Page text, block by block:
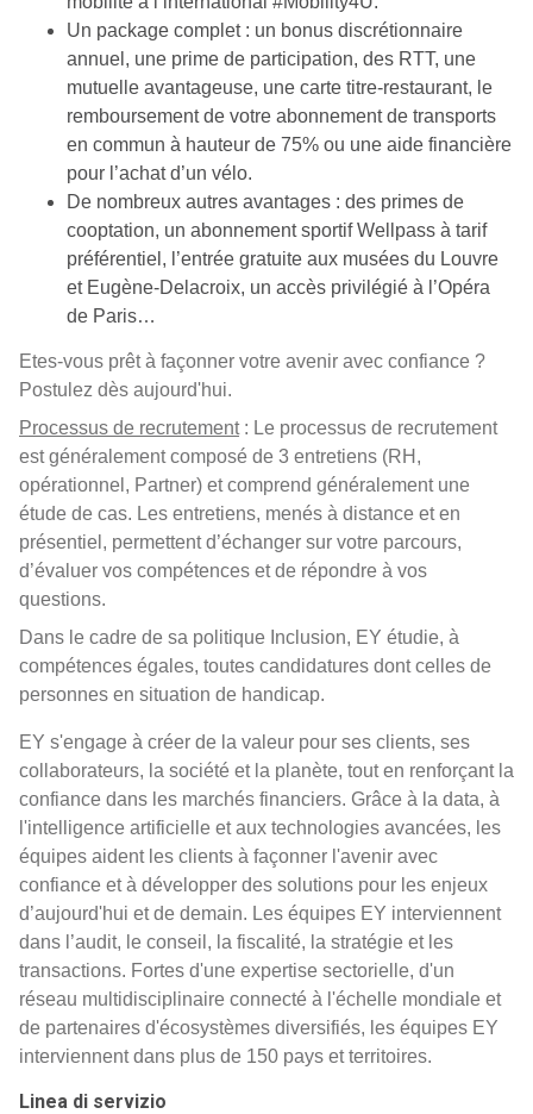
Un package complet : un bonus discrétionnaire
annuel, une prime de participation, des RTT, une
mutuelle avantageuse, une carte titre-restaurant, le
remboursement de votre abonnement de transports
en commun à hauteur de 75% ou une aide financière
pour l’achat d’un vélo.
De nombreux autres avantages : des primes de
cooptation, un abonnement sportif Wellpass à tarif
préférentiel, l’entrée gratuite aux musées du Louvre
et Eugène-Delacroix, un accès privilégié à l’Opéra
de Paris…
Etes-vous prêt à façonner votre avenir avec confiance ?
Postulez dès aujourd'hui.
Processus de recrutement: Le processus de recrutement
est généralement composé de 3 entretiens (RH,
opérationnel, Partner) et comprend généralement une
étude de cas. Les entretiens, menés à distance et en
présentiel, permettent d’échanger sur votre parcours,
d’évaluer vos compétences et de répondre à vos
questions.
Dans le cadre de sa politique Inclusion, EY étudie, à
compétences égales, toutes candidatures dont celles de
personnes en situation de handicap.
EY s'engage à créer de la valeur pour ses clients, ses
collaborateurs, la société et la planète, tout en renforçant la
confiance dans les marchés financiers. Grâce à la data, à
l'intelligence artificielle et aux technologies avancées, les
équipes aident les clients à façonner l'avenir avec
confiance et à développer des solutions pour les enjeux
d’aujourd'hui et de demain. Les équipes EY interviennent
dans l’audit, le conseil, la fiscalité, la stratégie et les
transactions. Fortes d'une expertise sectorielle, d'un
réseau multidisciplinaire connecté à l'échelle mondiale et
de partenaires d'écosystèmes diversifiés, les équipes EY
interviennent dans plus de 150 pays et territoires.
Linea di servizio